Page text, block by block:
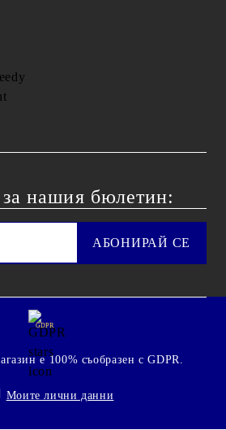
нашия бюлетин:
GDPR
е 100% съобразен с GDPR.
Моите лични данни